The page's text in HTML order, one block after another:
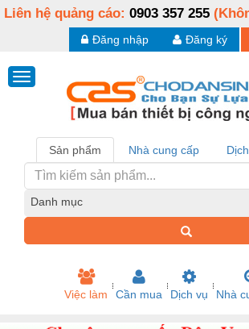
Liên hệ quảng cáo: 0903 357 255
Đăng ký
Đăng nhập
Sản phẩm Nhà cung cấp
Danh mục
Việc làm Cần mua Dịch vụ Nhà